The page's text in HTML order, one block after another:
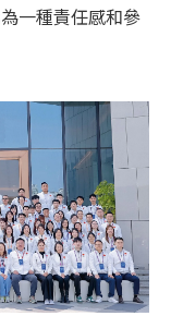
一種責任感和參